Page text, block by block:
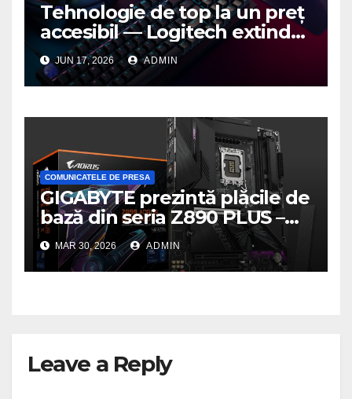
Tehnologie de top la un preț
accesibil — Logitech extinde
seria G3 cu un nou mouse și
o nouă tastatură pentru
gaming pe PC
JUN 17, 2026 ADMIN
COMUNICATELE DE PRESA
GIGABYTE prezintă plăcile de
bază din seria Z890 PLUS –
performanță de ultimă
generație la un nou nivel
MAR 30, 2026 ADMIN
Leave a Reply